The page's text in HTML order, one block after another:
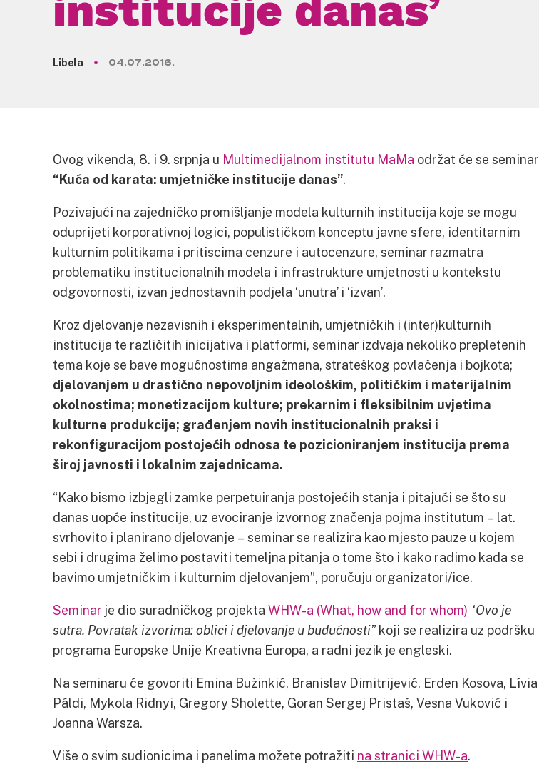
Libela 04.07.2016.
Ovog vikenda, 8. i 9. srpnja u Multimedijalnom institutu MaMa održat će se seminar
“Kuća od karata: umjetničke institucije danas”.
Pozivajući na zajedničko promišljanje modela kulturnih institucija koje se mogu
oduprijeti korporativnoj logici, populističkom konceptu javne sfere, identitarnim
kulturnim politikama i pritiscima cenzure i autocenzure, seminar razmatra
problematiku institucionalnih modela i infrastrukture umjetnosti u kontekstu
odgovornosti, izvan jednostavnih podjela ‘unutra’ i ‘izvan’.
Kroz djelovanje nezavisnih i eksperimentalnih, umjetničkih i (inter)kulturnih
institucija te različitih inicijativa i platformi, seminar izdvaja nekoliko prepletenih
tema koje se bave mogućnostima angažmana, strateškog povlačenja i bojkota;
djelovanjem u drastično nepovoljnim ideološkim, političkim i materijalnim
okolnostima; monetizacijom kulture; prekarnim i fleksibilnim uvjetima
kulturne produkcije; građenjem novih institucionalnih praksi i
rekonfiguracijom postojećih odnosa te pozicioniranjem institucija prema
široj javnosti i lokalnim zajednicama.
“Kako bismo izbjegli zamke perpetuiranja postojećih stanja i pitajući se što su
danas uopće institucije, uz evociranje izvornog značenja pojma institutum – lat.
svrhovito i planirano djelovanje – seminar se realizira kao mjesto pauze u kojem
sebi i drugima želimo postaviti temeljna pitanja o tome što i kako radimo kada se
bavimo umjetničkim i kulturnim djelovanjem”, poručuju organizatori/ice.
Seminar je dio suradničkog projekta WHW-a (What, how and for whom) “Ovo je
sutra. Povratak izvorima: oblici i djelovanje u budućnosti”koji se realizira uz podršku
programa Europske Unije Kreativna Europa, a radni jezik je engleski.
Na seminaru će govoriti Emina Bužinkić, Branislav Dimitrijević, Erden Kosova, Lívia
Páldi, Mykola Ridnyi, Gregory Sholette, Goran Sergej Pristaš, Vesna Vuković i
Joanna Warsza.
Više o svim sudionicima i panelima možete potražiti na stranici WHW-a.